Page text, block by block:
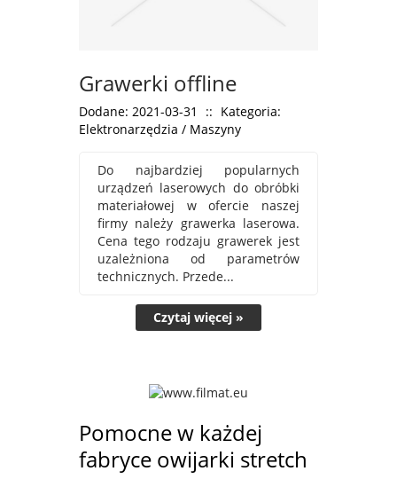
Grawerki offline
Dodane: 2021-03-31 :: Kategoria:
Elektronarzędzia / Maszyny
Do najbardziej popularnych
urządzeń laserowych do obróbki
materiałowej w ofercie naszej
firmy należy grawerka laserowa.
Cena tego rodzaju grawerek jest
uzależniona od parametrów
technicznych. Przede...
Czytaj więcej »
Pomocne w każdej
fabryce owijarki stretch